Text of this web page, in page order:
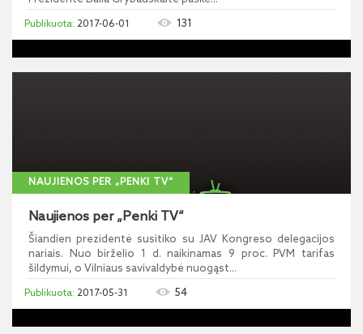
2017-06-01 131
NAUJIENOS PER „PENKI TV“
Naujienos per „Penki TV“
Šiandien prezidentė susitiko su JAV Kongreso delegacijos
nariais. Nuo birželio 1 d. naikinamas 9 proc. PVM tarifas
šildymui, o Vilniaus savivaldybė nuogąst...
2017-05-31 54